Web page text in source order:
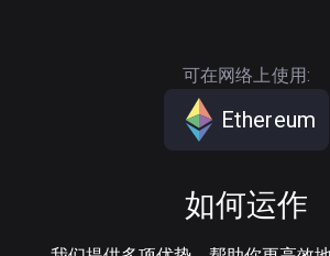
可在网络上使用:
Ethereum
如何运作